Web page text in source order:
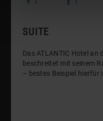
o 1
SUITE
Das ATLANTIC Hotel an
beschreitet mit seinem
– bestes Beispiel hierfür